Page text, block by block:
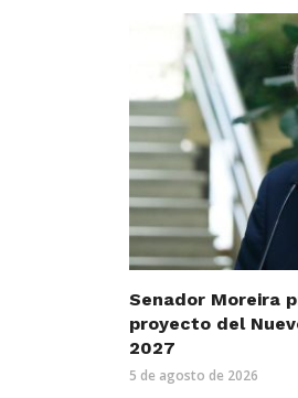
Senador Moreira
proyecto del
2027
5 de agosto de 2026